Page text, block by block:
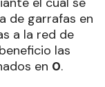
de garrafas en
a la red de
las
en 0.